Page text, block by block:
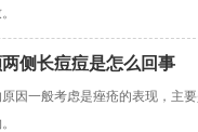
侧长痘痘是怎么回事
因一般考虑是痤疮的表现，主